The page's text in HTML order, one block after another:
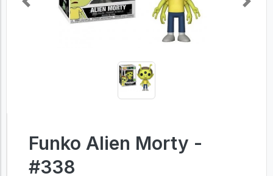
Previous Next
Funko Alien Morty -
#338